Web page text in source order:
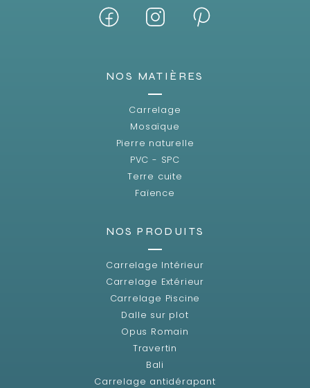
NOS MATIÈRES
Carrelage
Mosaïque
Pierre naturelle
PVC - SPC
Terre cuite
Faïence
NOS PRODUITS
Carrelage Intérieur
Carrelage Extérieur
Carrelage Piscine
Dalle sur plot
Opus Romain
Travertin
Bali
Carrelage antidérapant